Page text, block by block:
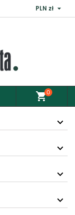
PLN zł 
shopping_cart0